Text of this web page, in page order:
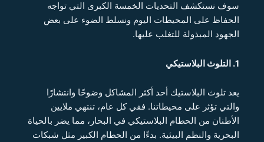
سوف نستكشف التحديات الخمسة الكبرى التي تواجه
الحفاظ على المحيطات اليوم ونسلط الضوء على بعض
الجهود المبذولة للتغلب عليها.
1. التلوث البلاستيكي
يعد تلوث البلاستيك أحد أكثر المشاكل وضوحًا وانتشارًا
والتي تؤثر على محيطاتنا. ففي كل عام، تنتهي ملايين
الأطنان من الحطام البلاستيكي في البحار، مما يضر بالحياة
البحرية والنظم البيئية. بدءًا من الحطام الكبير مثل شبكات